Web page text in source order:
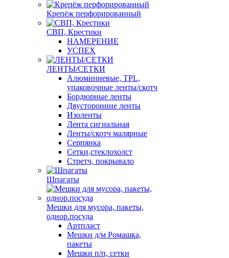
Крепёж перфорированный
СВП, Крестики
НАМЕРЕНИЕ
УСПЕХ
ЛЕНТЫ/СЕТКИ
Алюминиевые, TPL,
упаковочные ленты/скотч
Бордюрные ленты
Двусторонние ленты
Изоленты
Лента сигнальная
Ленты/скотч малярные
Серпянка
Сетки,стеклохолст
Стретч, покрывало
Шпагаты
Мешки для мусора, пакеты,
однор.посуда
Артпласт
Мешки д/м Ромашка,
пакеты
Мешки п/п, сетки